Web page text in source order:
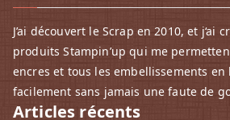
J’ai découvert le Scrap en 2010, et j‘ai
produits Stampin’up qui me
encres et tous les embellissements
facilement sans jamais une faute de
Articles récents